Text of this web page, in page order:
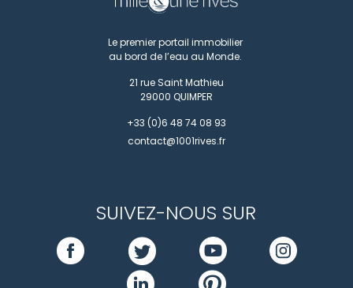
Le premier portail immobilier
au bord de l’eau au Monde.
21 rue Saint Mathieu
29000 QUIMPER
+33 (0)6 48 74 08 93
contact@1001rives.fr
SUIVEZ-NOUS SUR